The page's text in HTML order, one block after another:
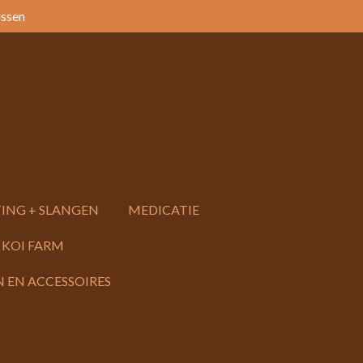
+ SLANGEN MEDICATIE
FARM
ACCESSOIRES